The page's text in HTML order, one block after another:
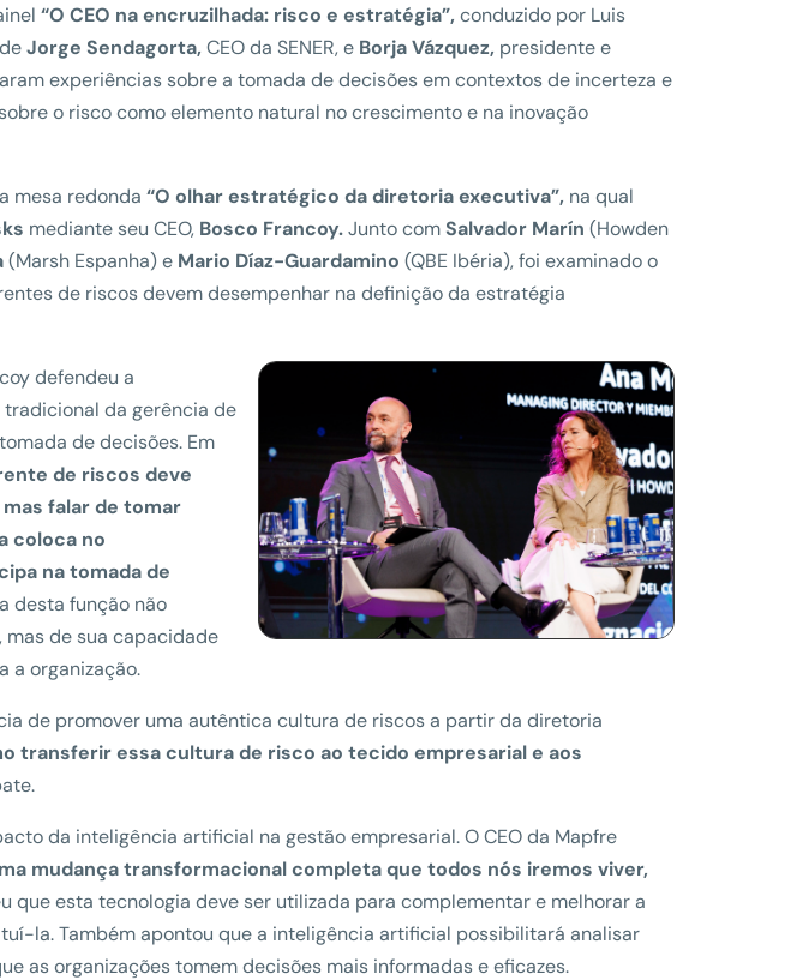
“O CEO na encruzilhada: risco e estratégia”, conduzido por Luis
deJorge Sendagorta, CEO da SENER, e Borja Vázquez, presidente e
experiências sobre a tomada de decisões em contextos de incerteza e
o risco como elemento natural no crescimento e na inovação
mesa redonda“O olhar estratégico da diretoria executiva”, na qual
mediante seu CEO, Bosco Francoy.Junto comSalvador Marín (Howden
(Marsh Espanha) e Mario Díaz-Guardamino (QBE Ibéria), foi examinado o
de riscos devem desempenhar na definição da estratégia
defendeu a
da gerência de
de decisões. Em
de riscos deve
falar de tomar
coloca no
na tomada de
desta função não
de sua capacidade
a organização.
de promover uma autêntica cultura de riscos a partir da diretoria
transferir essa cultura de risco ao tecido empresarial e aos
da inteligência artificial na gestão empresarial. O CEO da Mapfre
mudança transformacional completa que todos nós iremos viver,
que esta tecnologia deve ser utilizada para complementar e melhorar a
la. Também apontou que a inteligência artificial possibilitará analisar
as organizações tomem decisões mais informadas e eficazes.